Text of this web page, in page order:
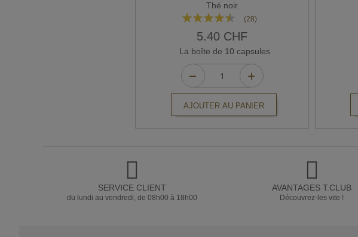
Thé noir
Rating:
(28)
5.40 CHF
La boîte de 10 capsules
AJOUTER AU PANIER
SERVICE CLIENT
du lundi au vendredi, de 08h00 à 18h00
AVANTAGES T.CLUB
Découvrez-les vite !